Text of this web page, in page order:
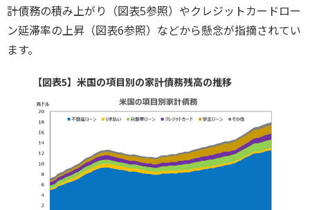
計債務の積み上がり（図表5参照）やクレジットカードロー
ン延滞率の上昇（図表6参照）などから懸念が指摘されてい
ます。
【図表5】米国の項目別の家計債務残高の推移